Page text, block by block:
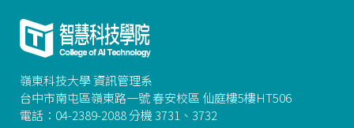
嶺東科技大學 資訊管理系
台中市南屯區嶺東路一號 春安校區 仙庭樓5樓HT506
電話：04-2389-2088 分機 3731、3732